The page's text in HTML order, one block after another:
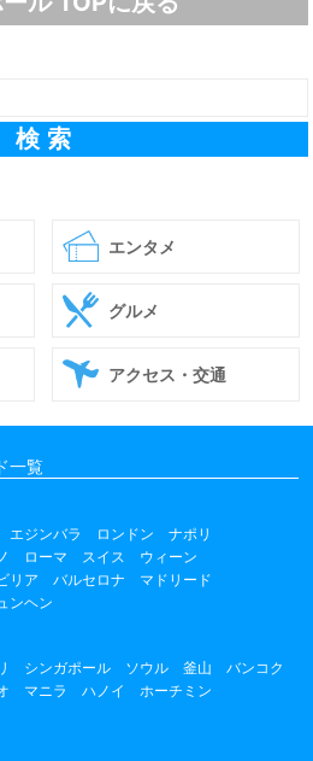
エンタメ
グルメ
アクセス・交通
一覧
エジンバラ ロンドン
ナポリ
ローマ スイス
ウィーン
リア バルセロナ
マドリード
ンヘン
シンガポール ソウル 釜山
バンコク
マニラ ハノイ
ホーチミン